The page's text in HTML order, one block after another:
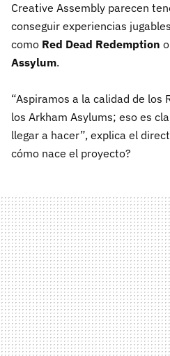
Creative Assembly parecen
conseguir experiencias
como Red Dead Redemption o
Assylum.
“Aspiramos a la calidad de los
los Arkham Asylums; eso es
llegar a hacer”, explica el
cómo nace el proyecto?